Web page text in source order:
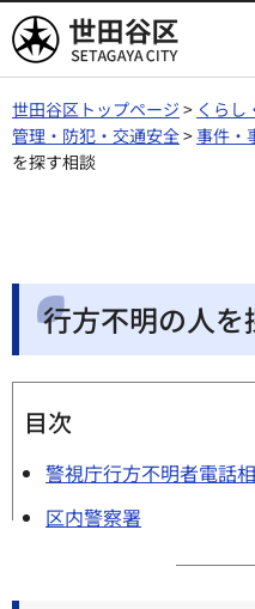
世田谷区
世田谷区トップページ > くらし
管理・防犯・交通安全>事件・
を探す相談
行方不明の人を
目次
警視庁行方不明者電話
区内警察署